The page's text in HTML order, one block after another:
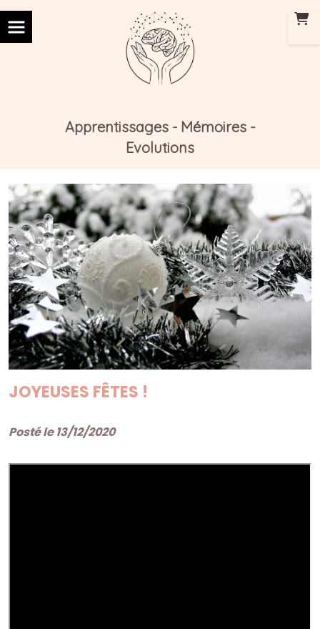
Apprentissages- Mémoires -
Evolutions
JOYEUSES FÊTES !
Posté le 13/12/2020